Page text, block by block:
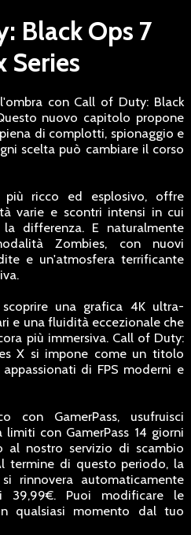
Black Ops 7
Series
con Call of Duty: Black
nuovo capitolo propone
di complotti, spionaggio e
scelta può cambiare il corso
più ricco ed esplosivo, offre
varie e scontri intensi in cui
differenza. E naturalmente
Zombies, con nuovi
e un'atmosfera terrificante
una grafica 4K ultra-
e una fluidità eccezionale che
più immersiva. Call of Duty:
X si impone come un titolo
di FPS moderni e
con GamerPass, usufruisci
con GamerPass 14 giorni
al nostro servizio di scambio
termine di questo periodo, la
rinnovera automaticamente
Puoi modificare le
qualsiasi momento dal tuo